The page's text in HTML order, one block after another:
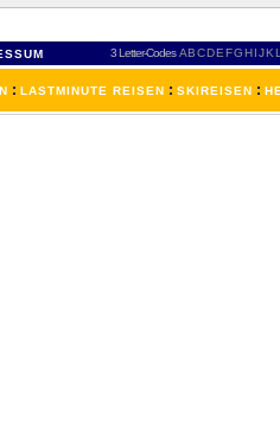
3 Letter-Codes ABCDEFGH IJKL
: LASTMINUTE REISEN : SKIREISEN :